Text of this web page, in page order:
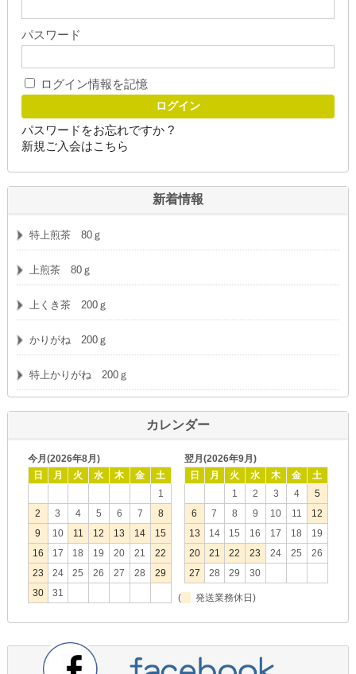
パスワード
ログイン情報を記憶
パスワードをお忘れですか ?
新規ご入会はこちら
新着情報
特上煎茶 80ｇ
上煎茶 80ｇ
上くき茶 200ｇ
かりがね 200ｇ
特上かりがね 200ｇ
カレンダー
今月(2026年8月)
日
月 火 水 木 金
土
1
2
3 4 5 6 7
8
9
10 11 12 13 14
15
16
17 18 19 20 21
22
23
24 25 26 27 28
29
30
31
翌月(2026年9月)
日
月 火 水 木 金
土
1
2 3 4
5
6
7 8 9 10 11
12
13
14 15 16 17 18
19
20
21 22 23 24 25
26
27
28 29 30
( 発送業務休日)